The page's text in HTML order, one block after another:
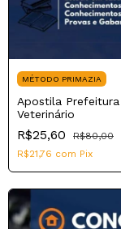
MÉTODO PRIMAZIA
Apostila
Veterinário
R$25,60
R$80,00
R$21,76 com Pix